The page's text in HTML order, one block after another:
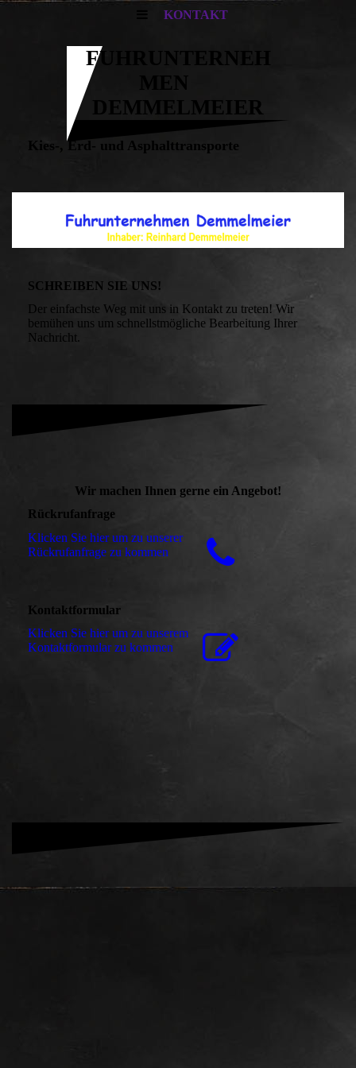
KONTAKT
FUHRUNTERNEH
DEMMELMEIER
Kies-, Erd- und Asphalttransporte
SCHREIBEN SIE UNS!
Der einfachste Weg mit uns in Kontakt zu treten! Wir
bemühen uns um schnellstmögliche Bearbeitung Ihrer
Nachricht.
Wir machen Ihnen gerne ein Angebot!
Rückrufanfrage
Klicken Sie hier um zu unserer
Rückrufanfrage zu kommen
Kontaktformular
Klicken Sie hier um zu unserem
Kon­takt­for­mu­lar zu kommen